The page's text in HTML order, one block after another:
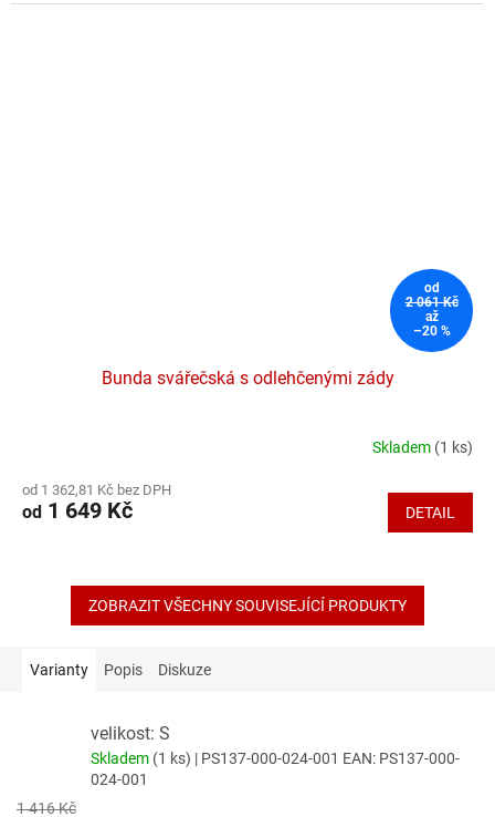
od
2 061 Kč
až
–20 %
Bunda svářečská s odlehčenými zády
produktu
je
hvězdiček.
Skladem (1 ks)
od 1 362,81 Kč bez DPH
od 1 649 Kč DETAIL
ZOBRAZIT VŠECHNY SOUVISEJÍCÍ PRODUKTY
Varianty Popis Diskuze
velikost: S
Skladem (1 ks) | PS137-000-024-001 EAN: PS137-000-
024-001
1 416 Kč